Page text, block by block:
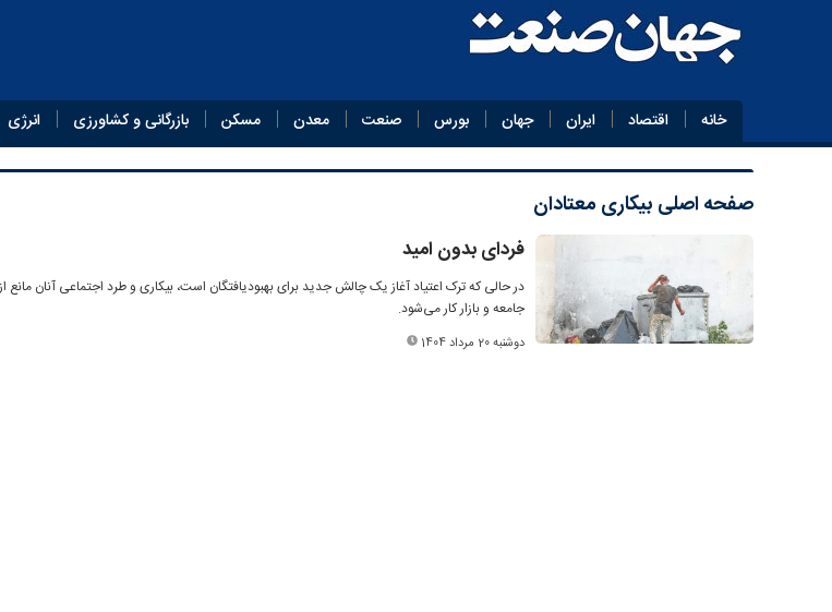
خانه اقتصاد ایران جهان بورس صنعت معدن مسکن بازرگانی و کشاورزی انرژی
صفحه اصلی بیکاری معتادان
فردای بدون امید
در حالی که ترک اعتیاد آغاز یک چالش جدید برای بهبودیافتگان است، بیکاری و طرد اجتماعی آنان مانع
جامعه و بازار کار می‌شود.
دوشنبه 20 مرداد 1404